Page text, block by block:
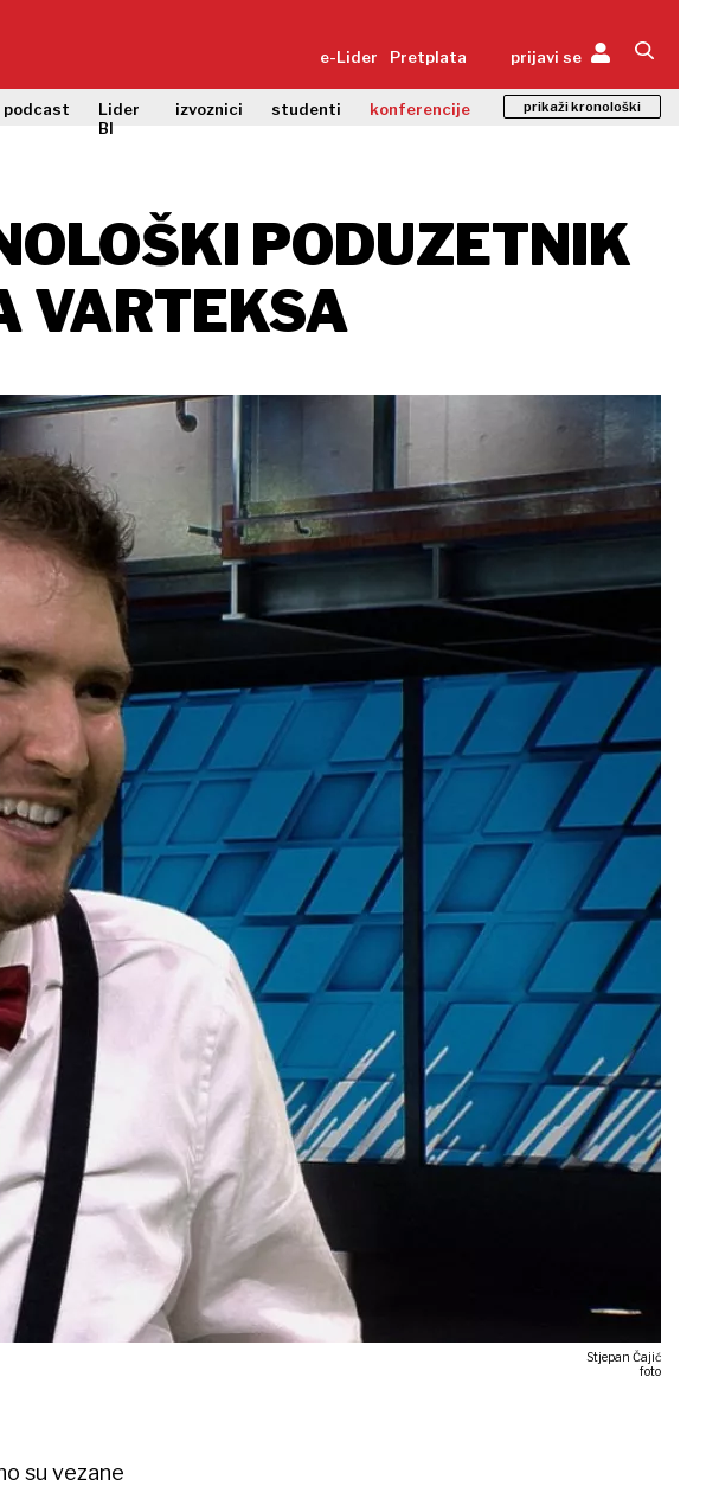
e-Lider Pretplata prijavi se
podcast
Lider
BI
izvoznici studenti konferencije prikaži kronološki
PODUZETNIK
VARTEKSA
Stjepan Čajić
foto
su vezane